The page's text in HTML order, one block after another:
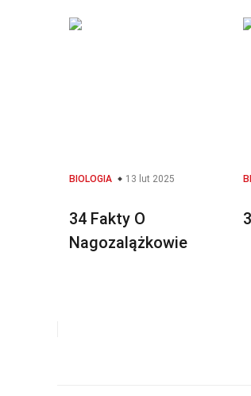
BIOLOGIA 13 lut 2025
34 Fakty O
Nagozalążkowie